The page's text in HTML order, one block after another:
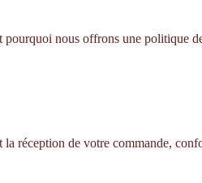
nous offrons une politique
réception de votre commande,